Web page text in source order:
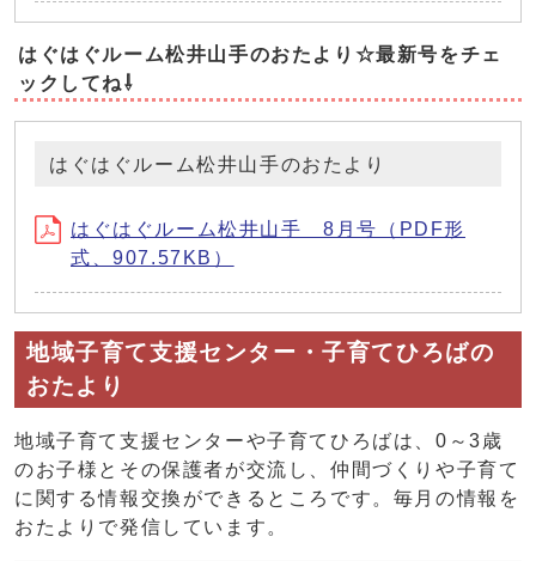
はぐはぐルーム松井山手のおたより☆最新号をチェ
ックしてね⇩
はぐはぐルーム松井山手のおたより
はぐはぐルーム松井山手 8月号（PDF形
式、907.57KB）
地域子育て支援センター・子育てひろばの
おたより
地域子育て支援センターや子育てひろばは、0～3歳
のお子様とその保護者が交流し、仲間づくりや子育て
に関する情報交換ができるところです。毎月の情報を
おたよりで発信しています。